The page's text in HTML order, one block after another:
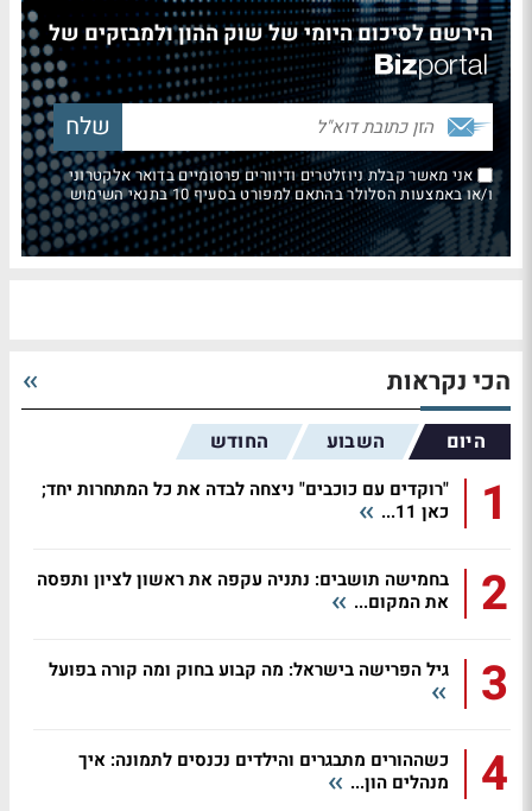
הירשם לסיכום היומי של שוק ההון ולמבזקים של
אני מאשר קבלת ניוזלטרים ודיוורים פרסומיים בדואר אלקטרוני
ו/או באמצעות הסלולר בהתאם למפורט בסעיף 10 בתנאי השימוש
הכי נקראות
היום השבוע החודש
1
"רוקדים עם כוכבים" ניצחה לבדה את כל המתחרות יחד;
כאן 11...
2
בחמישה תושבים: נתניה עקפה את ראשון לציון ותפסה
את המקום...
3 גיל הפרישה בישראל: מה קבוע בחוק ומה קורה בפועל
4
כשההורים מתבגרים והילדים נכנסים לתמונה: איך
מנהלים הון...